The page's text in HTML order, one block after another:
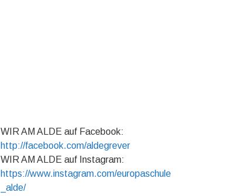
WIR AM ALDE auf Facebook:
http://facebook.com/aldegrever
WIR AM ALDE auf Instagram:
https://www.instagram.com/europaschule
_alde/